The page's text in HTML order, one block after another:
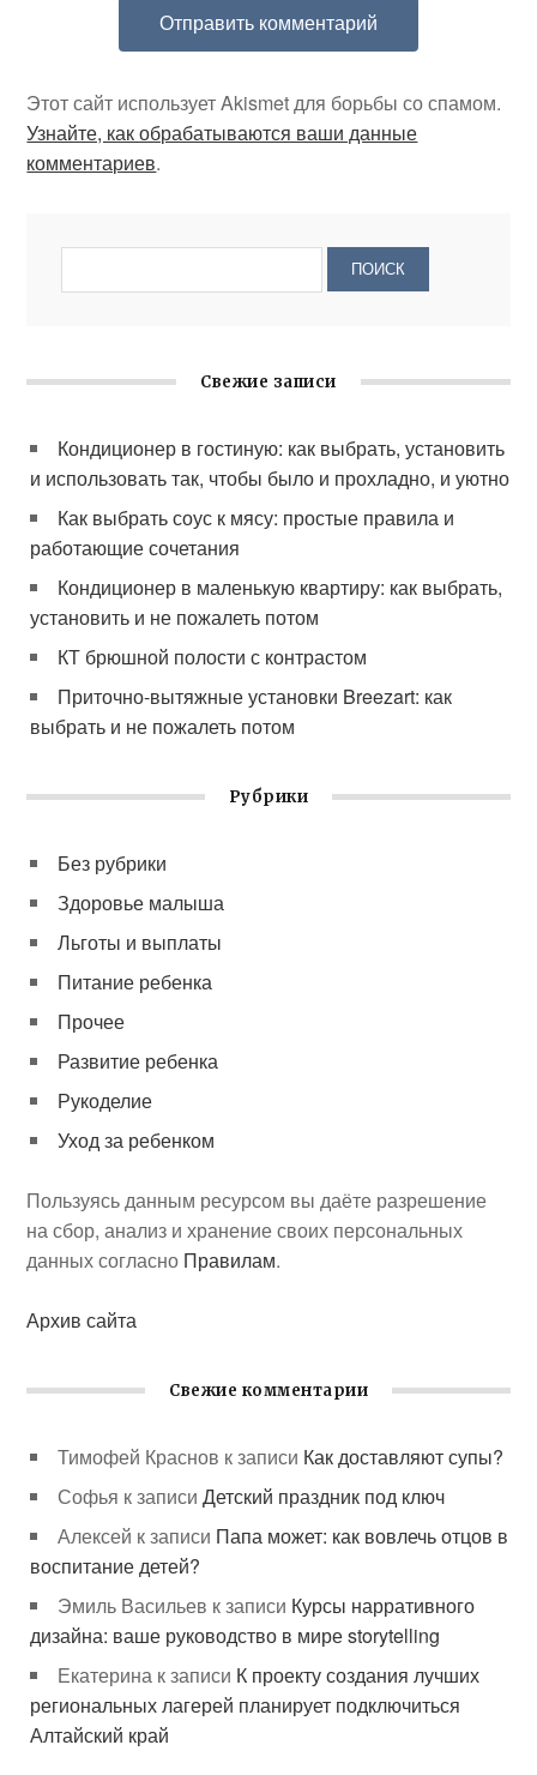
Этот сайт использует Akismet для борьбы со спамом.
Узнайте, как обрабатываются ваши данные
комментариев.
Свежие записи
Кондиционер в гостиную: как выбрать, установить
и использовать так, чтобы было и прохладно, и уютно
Как выбрать соус к мясу: простые правила и
работающие сочетания
Кондиционер в маленькую квартиру: как выбрать,
установить и не пожалеть потом
КТ брюшной полости с контрастом
Приточно-вытяжные установки Breezart: как
выбрать и не пожалеть потом
Рубрики
Без рубрики
Здоровье малыша
Льготы и выплаты
Питание ребенка
Прочее
Развитие ребенка
Рукоделие
Уход за ребенком
Пользуясь данным ресурсом вы даёте разрешение
на сбор, анализ и хранение своих персональных
данных согласно Правилам.
Архив сайта
Свежие комментарии
Тимофей Краснов к записи Как доставляют супы?
Софья к записиДетский праздник под ключ
Алексей к записи Папа может: как вовлечь отцов в
воспитание детей?
Эмиль Васильев к записи Курсы нарративного
дизайна: ваше руководство в мире storytelling
Екатерина к записи К проекту создания лучших
региональных лагерей планирует подключиться
Алтайский край